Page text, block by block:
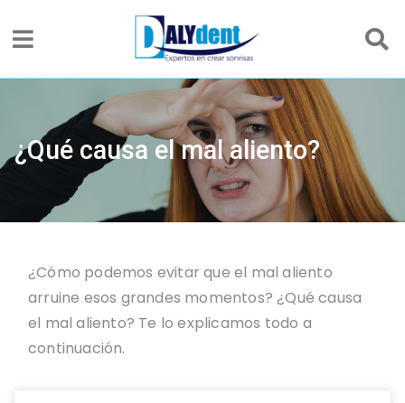
¿Qué causa el mal aliento?
¿Cómo podemos evitar que el mal aliento
arruine esos grandes momentos? ¿Qué causa
el mal aliento? Te lo explicamos todo a
continuación.